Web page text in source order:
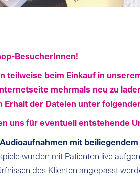
BesucherInnen!
teilweise beim Einkauf in
mehrmals neu zu
Erhalt der Dateien unter
uns für eventuell entstehende
Audioaufnahmen mit
wurden mit Patienten live
des Klienten angepasst